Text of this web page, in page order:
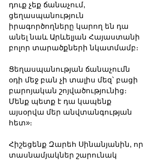
դուք չեք ճանաչում,
ցեղասպանություն
իրագործողները կարող են դա
անել նաև Արևելյան Հայաստանի
բոլոր տարածքների նկատմամբ։
Ցեղասպանության ճանաչումն
օդի մեջ բան չի տալիս մեզ՝ բացի
բարոյական շոյվածությունից։
Մենք պետք է դա կապենք
այսօրվա մեր անվտանգության
հետ»։
Հիշեցենք Զարեհ Սինանյանին, որ
տասնամյակներ շարունակ